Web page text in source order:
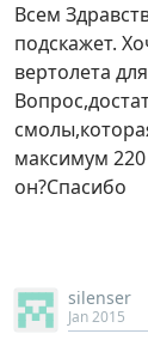
Всем
подскажет.
вертолета
максимум 220
он?Спасибо
silenser
Jan 2015